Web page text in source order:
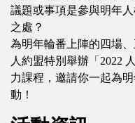
議題或事項是參與明年
之處？
為明年輪番上陣的四場
人約盟特別舉辦「2022
力課程，邀請你一起為
動！